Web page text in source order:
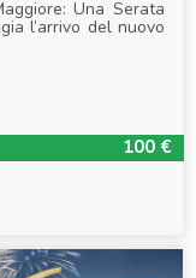
Una Serata
l’arrivo del nuovo
100 €